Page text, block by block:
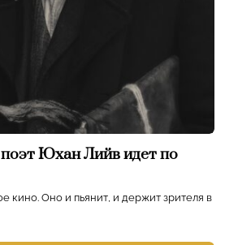
поэт Юхан Лийв идет по
кино. Оно и пьянит, и держит зрителя в